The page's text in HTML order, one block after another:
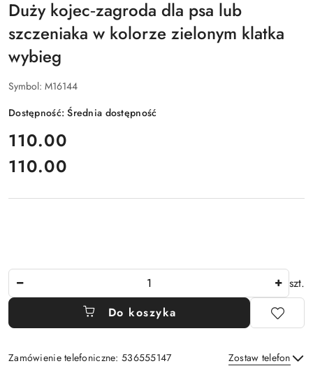
Duży kojec‑zagroda dla psa lub
szczeniaka w kolorze zielonym klatka
wybieg
Symbol: M16144
Dostępność:Średnia dostępność
cena:
110.00
Cena:
110.00
szt.
Do koszyka
Zamówienie telefoniczne: 536555147 Zostaw telefon